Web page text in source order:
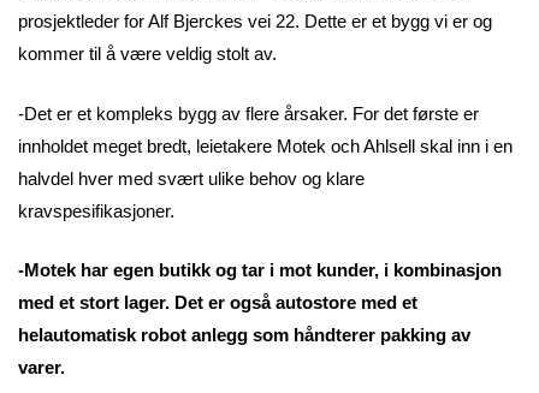
prosjektleder for Alf Bjerckes vei 22. Dette er et bygg vi er og
kommer til å være veldig stolt av.
-Det er et kompleks bygg av flere årsaker. For det første er
innholdet meget bredt, leietakere Motek och Ahlsell skal inn i en
halvdel hver med svært ulike behov og klare
kravspesifikasjoner.
-Motek har egen butikk og tar i mot kunder, i kombinasjon
med et stort lager. Det er også autostore med et
helautomatisk robot anlegg som håndterer pakking av
varer.